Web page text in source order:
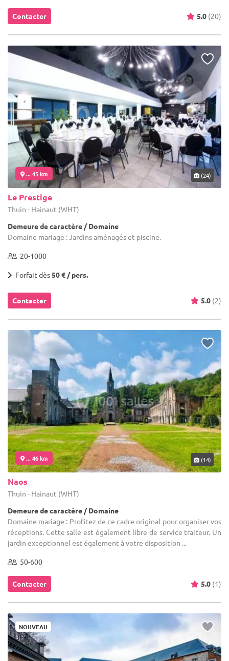
Contacter 5.0 (20)
... 45 km (24)
Le Prestige
Thuin - Hainaut (WHT)
Demeure de caractère / Domaine
Domaine mariage : Jardins aménagés et piscine.
20-1000
Forfait dès 50 € / pers.
Contacter 5.0 (2)
... 46 km (14)
Naos
Thuin - Hainaut (WHT)
Demeure de caractère / Domaine
Domaine mariage : Profitez de ce cadre original pour organiser vos
réceptions. Cette salle est également libre de service traiteur. Un
jardin exceptionnel est également à votre disposition ...
50-600
Contacter 5.0 (1)
NOUVEAU